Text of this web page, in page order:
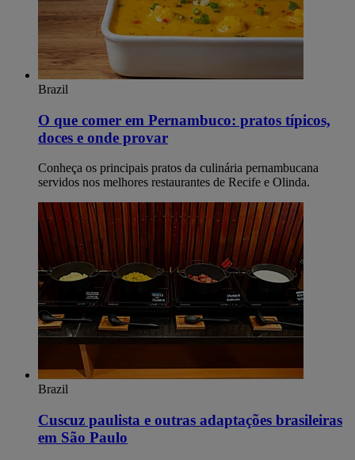
Brazil
O que comer em Pernambuco: pratos típicos,
doces e onde provar
Conheça os principais pratos da culinária pernambucana
servidos nos melhores restaurantes de Recife e Olinda.
Brazil
Cuscuz paulista e outras adaptações brasileiras
em São Paulo